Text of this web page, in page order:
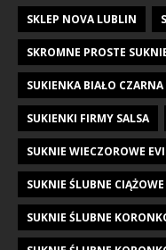
SKLEP NOVA LUBLIN
SKROMNE PROSTE
SUKIENKA BIAŁO
SUKIENKI FIRMY SALSA
SUKNIE WIECZOROWE
SUKNIE ŚLUBNE
SUKNIE ŚLUBNE